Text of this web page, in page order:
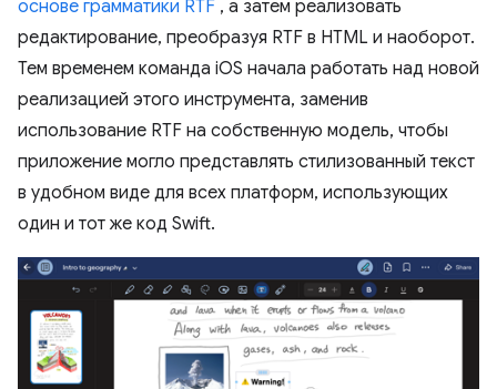
основе грамматики RTF , а затем реализовать
редактирование, преобразуя RTF в HTML и наоборот.
Тем временем команда iOS начала работать над новой
реализацией этого инструмента, заменив
использование RTF на собственную модель, чтобы
приложение могло представлять стилизованный текст
в удобном виде для всех платформ, использующих
один и тот же код Swift.